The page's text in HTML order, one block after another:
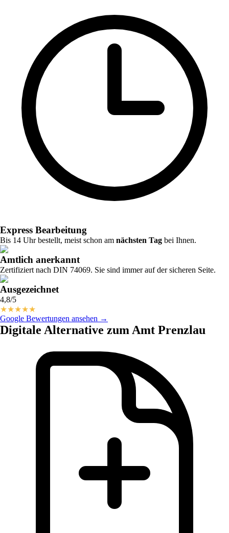
Express Bearbeitung
Bis 14 Uhr bestellt, meist schon am nächsten Tag bei Ihnen.
Amtlich anerkannt
Zertifiziert nach DIN 74069. Sie sind immer auf der sicheren Seite.
Ausgezeichnet
4,8/5
★★★★★
Google Bewertungen ansehen →
Digitale Alternative zum Amt Prenzlau